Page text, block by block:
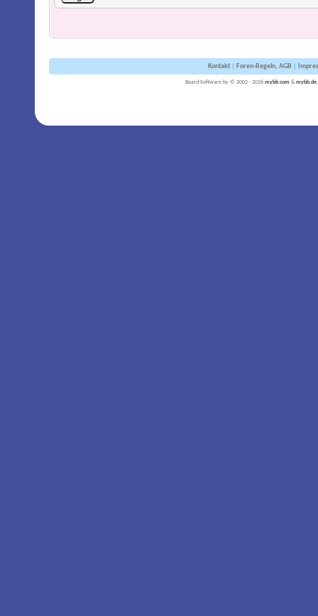
Kontakt| Foren-Regeln, AGB|
Board-Software by © 2002 - 2026 mybb.com & mybb.de